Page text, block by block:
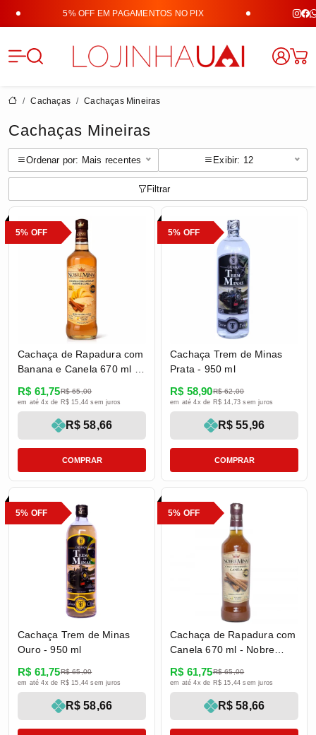
5% OFF EM PAGAMENTOS NO PIX
Cachaças Cachaças Mineiras
Cachaças Mineiras
Ordenar por: Mais recentes Exibir: 12
Filtrar
Cachaça de Rapadura com
Banana e Canela 670 ml -
R$ 61,75R$ 65,00
5% OFF
R$ 58,66
em até 4x de R$ 15,44 sem juros
COMPRAR
Cachaça Trem de Minas
Prata - 950 ml
R$ 58,90R$ 62,00
5% OFF
R$ 55,96
em até 4x de R$ 14,73 sem juros
COMPRAR
Cachaça Trem de Minas
Ouro - 950 ml
R$ 61,75R$ 65,00
5% OFF
R$ 58,66
em até 4x de R$ 15,44 sem juros
Cachaça de Rapadura com
Canela 670 ml - Nobre
R$ 61,75R$ 65,00
5% OFF
R$ 58,66
em até 4x de R$ 15,44 sem juros